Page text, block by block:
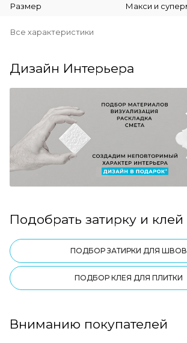
Размер Макси и
Все характеристики
Дизайн Интерьера
Подобрать затирку и клей
ПОДБОР ЗАТИРКИ ДЛЯ ШВОВ
ПОДБОР КЛЕЯ ДЛЯ ПЛИТКИ
Вниманию покупателей